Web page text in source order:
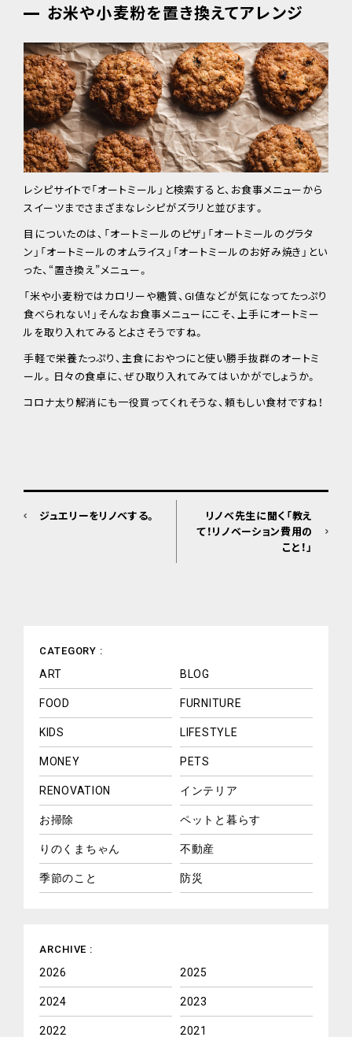
お米や小麦粉を置き換えてアレンジ
レシピサイトで「オートミール」と検索すると、お食事メニューから
スイーツまでさまざまなレシピがズラリと並びます。
目についたのは、「オートミールのピザ」「オートミールのグラタ
ン」「オートミールのオムライス」「オートミールのお好み焼き」とい
った、“置き換え”メニュー。
「米や小麦粉ではカロリーや糖質、GI値などが気になってたっぷり
食べられない！」そんなお食事メニューにこそ、上手にオートミー
ルを取り入れてみるとよさそうですね。
手軽で栄養たっぷり、主食におやつにと使い勝手抜群のオートミ
ール。日々の食卓に、ぜひ取り入れてみてはいかがでしょうか。
コロナ太り解消にも一役買ってくれそうな、頼もしい食材ですね！
ジュエリーをリノベする。
リノベ先生に聞く「教え
て！リノベーション費用の
こと！」
CATEGORY :
ART BLOG
FOOD FURNITURE
KIDS LIFESTYLE
MONEY PETS
RENOVATION インテリア
お掃除 ペットと暮らす
りのくまちゃん 不動産
季節のこと 防災
ARCHIVE :
2026 2025
2024 2023
2022 2021